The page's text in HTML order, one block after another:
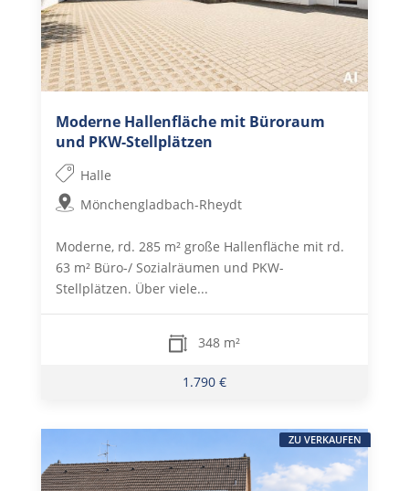
Moderne Hallenfläche mit Büroraum
und PKW-Stellplätzen
Halle
Mönchengladbach-Rheydt
Moderne, rd. 285 m² große Hallenfläche mit rd.
63 m² Büro-/ Sozialräumen und PKW-
Stellplätzen. Über viele...
348 m²
1.790 €
ZU VERKAUFEN